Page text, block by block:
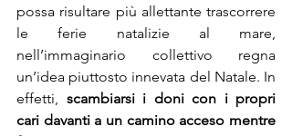
possa risultare più allettante trascorrere
le ferie natalizie al mare,
nell’immaginario collettivo regna
un’idea piuttosto innevata del Natale. In
effetti, scambiarsi i doni con i propri
cari davanti a un camino acceso mentre